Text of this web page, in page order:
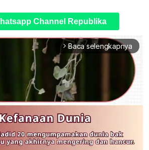
Channel Republika
arrow_forward_ios Baca selengkapnya